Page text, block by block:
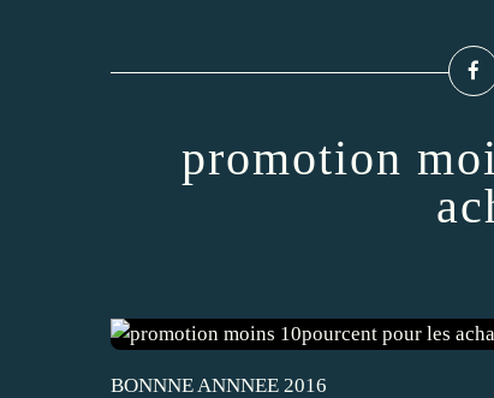
promotion
BONNNE ANNNEE 2016